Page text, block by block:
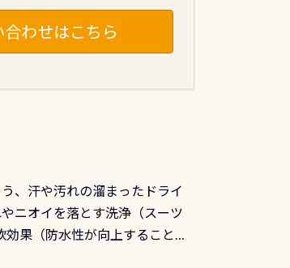
合わせはこちら
、汗や汚れの溜まったドライ
ニオイを落とす洗浄（スーツ
果（防水性が向上することで